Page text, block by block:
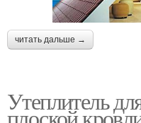
читать дальше →
Утеплитель